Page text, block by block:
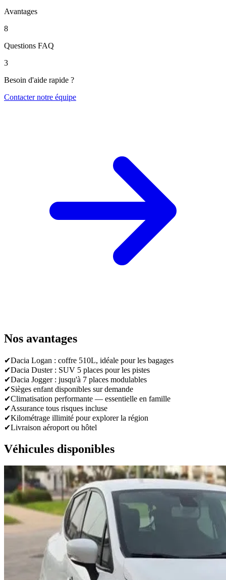
Avantages
8
Questions FAQ
3
Besoin d'aide rapide ?
Contacter notre équipe
Nos avantages
✔Dacia Logan : coffre 510L, idéale pour les bagages
✔Dacia Duster : SUV 5 places pour les pistes
✔Dacia Jogger : jusqu'à 7 places modulables
✔Sièges enfant disponibles sur demande
✔Climatisation performante — essentielle en famille
✔Assurance tous risques incluse
✔Kilométrage illimité pour explorer la région
✔Livraison aéroport ou hôtel
Véhicules disponibles